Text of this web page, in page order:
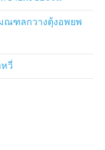
ณฑลกวางตุ้งอพยพ
วี่